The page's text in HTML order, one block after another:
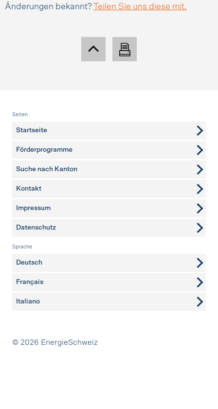
Änderungen bekannt?
Teilen Sie uns diese mit.
Fusszeile
Seiten
Startseite
Förderprogramme
Suche nach Kanton
weitere Seiten
Kontakt
Impressum
Datenschutz
Sprache
Deutsch
Français
Italiano
Partner
© 2026 EnergieSchweiz